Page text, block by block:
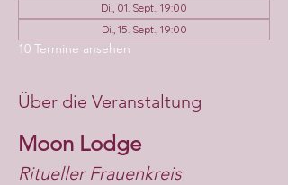
Di., 01. Sept., 19:00
Di., 15. Sept., 19:00
10 Termine ansehen
Über die Veranstaltung
Moon Lodge
Ritueller Frauenkreis